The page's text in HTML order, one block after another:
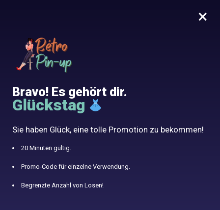
0
10% angeboten mit dem Code RETRO10
Home / Blog
Blog
Modernität
×
Bravo! Es gehört dir.
Glückstag
Sie haben Glück, eine tolle Promotion zu bekommen!
20 Minuten gültig.
Promo-Code für einzelne Verwendung.
Begrenzte Anzahl von Losen!